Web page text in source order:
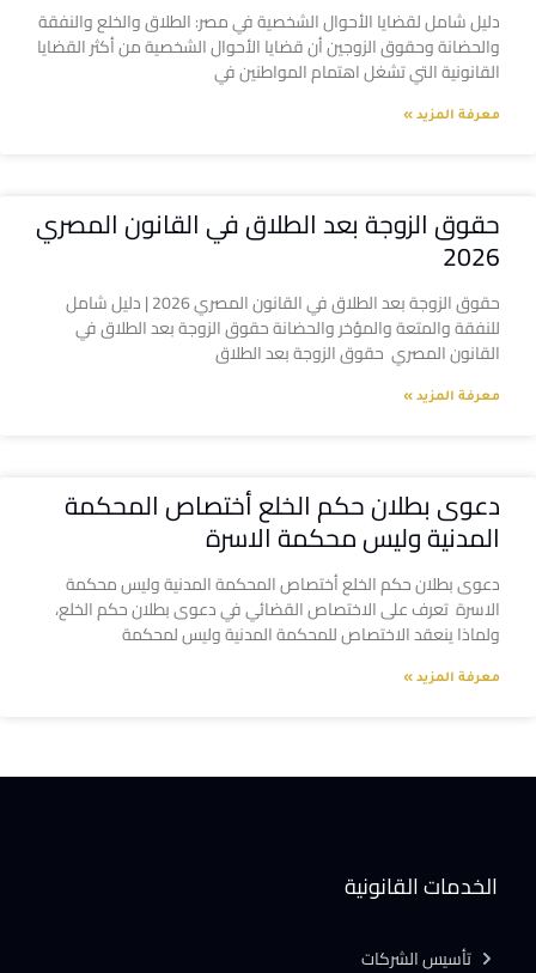
دليل شامل لقضايا الأحوال الشخصية في مصر: الطلاق والخلع والنفقة
والحضانة وحقوق الزوجين أن قضايا الأحوال الشخصية من أكثر القضايا
القانونية التي تشغل اهتمام المواطنين في
معرفة المزيد »
حقوق الزوجة بعد الطلاق في القانون المصري
2026
حقوق الزوجة بعد الطلاق في القانون المصري 2026 | دليل شامل
للنفقة والمتعة والمؤخر والحضانة حقوق الزوجة بعد الطلاق في
القانون المصري حقوق الزوجة بعد الطلاق
معرفة المزيد »
دعوى بطلان حكم الخلع أختصاص المحكمة
المدنية وليس محكمة الاسرة
دعوى بطلان حكم الخلع أختصاص المحكمة المدنية وليس محكمة
الاسرة تعرف على الاختصاص القضائي في دعوى بطلان حكم الخلع،
ولماذا ينعقد الاختصاص للمحكمة المدنية وليس لمحكمة
معرفة المزيد »
الخدمات القانونية
تأسيس الشركات